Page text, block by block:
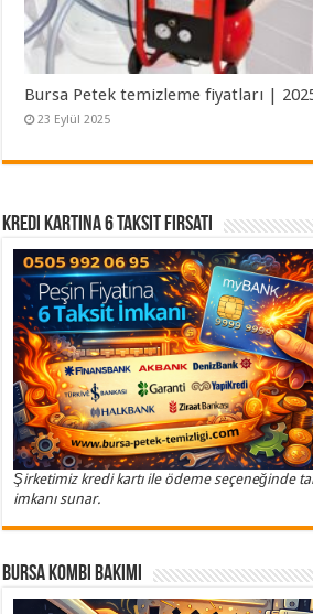
Bursa Petek temizleme fiyatları |
23 Eylül 2025
Kredi Kartına 6 Taksit Fırsatı
Şirketimiz kredi kartı ile ödeme seçeneğinde
imkanı sunar.
Bursa Kombi Bakımı